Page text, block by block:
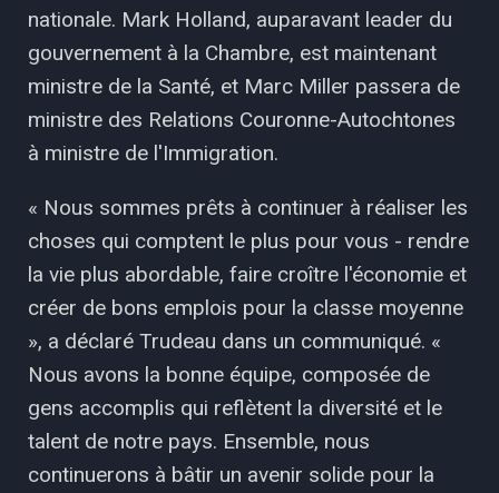
nationale. Mark Holland, auparavant leader du
gouvernement à la Chambre, est maintenant
ministre de la Santé, et Marc Miller passera de
ministre des Relations Couronne-Autochtones
à ministre de l'Immigration.
« Nous sommes prêts à continuer à réaliser les
choses qui comptent le plus pour vous - rendre
la vie plus abordable, faire croître l'économie et
créer de bons emplois pour la classe moyenne
», a déclaré Trudeau dans un communiqué. «
Nous avons la bonne équipe, composée de
gens accomplis qui reflètent la diversité et le
talent de notre pays. Ensemble, nous
continuerons à bâtir un avenir solide pour la